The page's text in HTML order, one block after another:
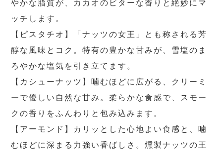
やかな脂質が、カカオのビターな香りと絶妙にマ
ッチします。
【ピスタチオ】「ナッツの女王」とも称される芳
醇な風味とコク。特有の豊かな甘みが、雪塩のま
ろやかな塩気を引き立てます。
【カシューナッツ】噛むほどに広がる、クリーミ
ーで優しい自然な甘み。柔らかな食感で、スモー
クの香りをふんわりと包み込みます。
【アーモンド】カリッとした心地よい食感と、噛
むほどに深まる力強い香ばしさ。燻製ナッツの王